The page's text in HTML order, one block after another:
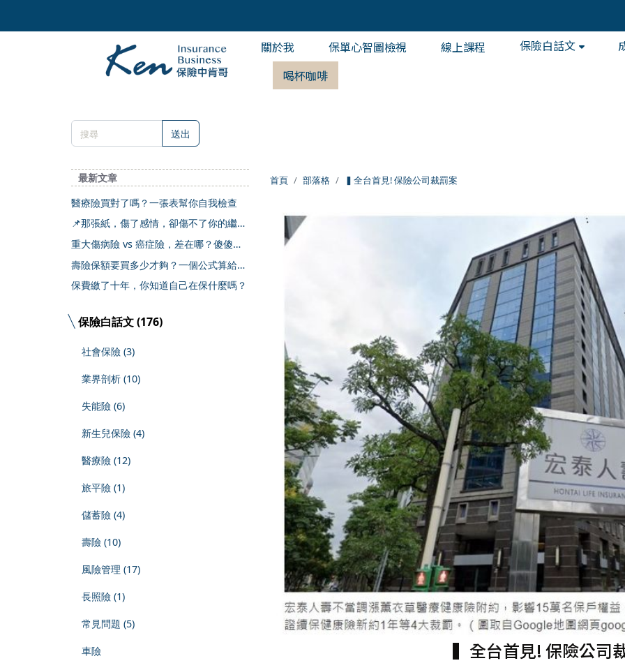
關於我 保單心智圖檢視 線上課程 保險白話文
喝杯咖啡
送出
最新文章
醫療險買對了嗎？一張表幫你自我檢查
📌那張紙，傷了感情，卻傷不了你的繼承
權
重大傷病險 vs 癌症險，差在哪？傻傻分
不清楚
壽險保額要買多少才夠？一個公式算給你
看
保費繳了十年，你知道自己在保什麼嗎？
保險白話文 (176)
社會保險 (3)
業界剖析 (10)
失能險 (6)
新生兒保險 (4)
醫療險 (12)
旅平險 (1)
儲蓄險 (4)
壽險 (10)
風險管理 (17)
長照險 (1)
常見問題 (5)
車險
首頁 部落格 ▍全台首見! 保險公司裁罰案
▍全台首見! 保險公司